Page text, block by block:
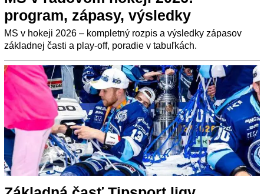
program, zápasy, výsledky
MS v hokeji 2026 – kompletný rozpis a výsledky zápasov
základnej časti a play-off, poradie v tabuľkách.